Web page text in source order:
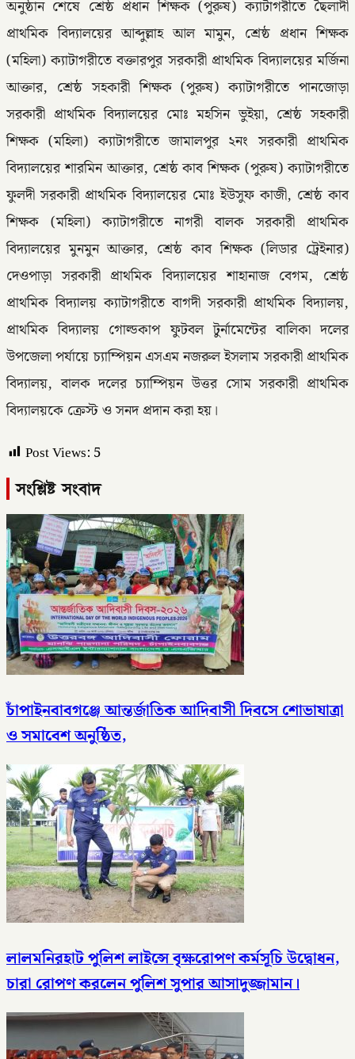
অনুষ্ঠান শেষে শ্রেষ্ঠ প্রধান শিক্ষক (পুরুষ) ক্যাটাগরীতে ছৈলাদী
প্রাথমিক বিদ্যালয়ের আব্দুল্লাহ আল মামুন, শ্রেষ্ঠ প্রধান শিক্ষক
(মহিলা) ক্যাটাগরীতে বক্তারপুর সরকারী প্রাথমিক বিদ্যালয়ের মর্জিনা
আক্তার, শ্রেষ্ঠ সহকারী শিক্ষক (পুরুষ) ক্যাটাগরীতে পানজোড়া
সরকারী প্রাথমিক বিদ্যালয়ের মোঃ মহসিন ভুইয়া, শ্রেষ্ঠ সহকারী
শিক্ষক (মহিলা) ক্যাটাগরীতে জামালপুর ২নং সরকারী প্রাথমিক
বিদ্যালয়ের শারমিন আক্তার, শ্রেষ্ঠ কাব শিক্ষক (পুরুষ) ক্যাটাগরীতে
ফুলদী সরকারী প্রাথমিক বিদ্যালয়ের মোঃ ইউসুফ কাজী, শ্রেষ্ঠ কাব
শিক্ষক (মহিলা) ক্যাটাগরীতে নাগরী বালক সরকারী প্রাথমিক
বিদ্যালয়ের মুনমুন আক্তার, শ্রেষ্ঠ কাব শিক্ষক (লিডার ট্রেইনার)
দেওপাড়া সরকারী প্রাথমিক বিদ্যালয়ের শাহানাজ বেগম, শ্রেষ্ঠ
প্রাথমিক বিদ্যালয় ক্যাটাগরীতে বাগদী সরকারী প্রাথমিক বিদ্যালয়,
প্রাথমিক বিদ্যালয় গোল্ডকাপ ফুটবল টুর্নামেন্টের বালিকা দলের
উপজেলা পর্যায়ে চ্যাম্পিয়ন এসএম নজরুল ইসলাম সরকারী প্রাথমিক
বিদ্যালয়, বালক দলের চ্যাম্পিয়ন উত্তর সোম সরকারী প্রাথমিক
বিদ্যালয়কে ক্রেস্ট ও সনদ প্রদান করা হয়।
Post Views: 5
সংশ্লিষ্ট সংবাদ
চাঁপাইনবাবগঞ্জে আন্তর্জাতিক আদিবাসী দিবসে শোভাযাত্রা
ও সমাবেশ অনুষ্ঠিত,
লালমনিরহাট পুলিশ লাইন্সে বৃক্ষরোপণ কর্মসূচি উদ্বোধন,
চারা রোপণ করলেন পুলিশ সুপার আসাদুজ্জামান।